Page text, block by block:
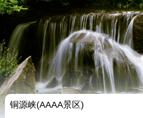
铜源峡(AAAA景区)
